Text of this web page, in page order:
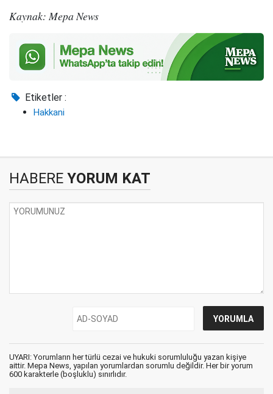
Kaynak: Mepa News
Etiketler :
Hakkani
HABERE YORUM KAT
UYARI: Yorumların her türlü cezai ve hukuki sorumluluğu yazan kişiye
aittir. Mepa News, yapılan yorumlardan sorumlu değildir. Her bir yorum
600 karakterle (boşluklu) sınırlıdır.